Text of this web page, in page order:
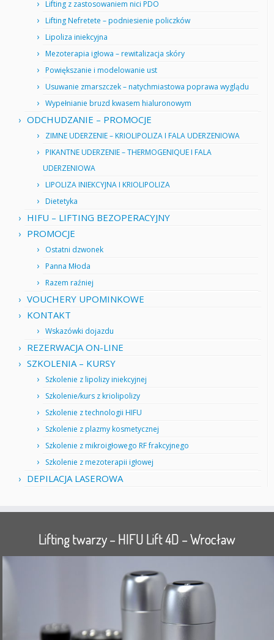
Lifting z zastosowaniem nici PDO
Lifting Nefretete – podniesienie policzków
Lipoliza iniekcyjna
Mezoterapia igłowa – rewitalizacja skóry
Powiększanie i modelowanie ust
Usuwanie zmarszczek – natychmiastowa poprawa wyglądu
Wypełnianie bruzd kwasem hialuronowym
ODCHUDZANIE – PROMOCJE
ZIMNE UDERZENIE – KRIOLIPOLIZA I FALA UDERZENIOWA
PIKANTNE UDERZENIE – THERMOGENIQUE I FALA
UDERZENIOWA
LIPOLIZA INIEKCYJNA I KRIOLIPOLIZA
Dietetyka
HIFU – LIFTING BEZOPERACYJNY
PROMOCJE
Ostatni dzwonek
Panna Młoda
Razem raźniej
VOUCHERY UPOMINKOWE
KONTAKT
Wskazówki dojazdu
REZERWACJA ON-LINE
SZKOLENIA – KURSY
Szkolenie z lipolizy iniekcyjnej
Szkolenie/kurs z kriolipolizy
Szkolenie z technologii HIFU
Szkolenie z plazmy kosmetycznej
Szkolenie z mikroigłowego RF frakcyjnego
Szkolenie z mezoterapii igłowej
DEPILACJA LASEROWA
Lifting twarzy – HIFU Lift 4D – Wrocław